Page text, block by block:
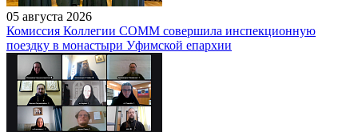
05 августа 2026
Комиссия Коллегии СОММ совершила инспекционную
поездку в монастыри Уфимской епархии